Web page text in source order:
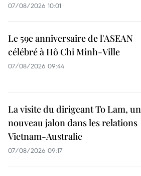
07/08/2026 10:01
Le 59e anniversaire de l'ASEAN
célébré à Hô Chi Minh-Ville
07/08/2026 09:44
La visite du dirigeant To Lam, un
nouveau jalon dans les relations
Vietnam-Australie
07/08/2026 09:17